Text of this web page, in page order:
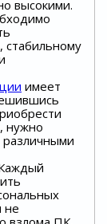
высокими.
стабильному
имеет
нужно
различными
не